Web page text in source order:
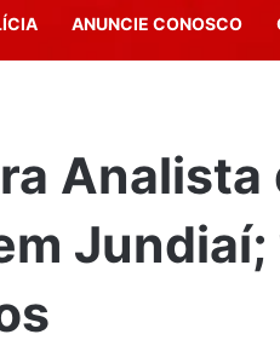
ANUNCIE CONOSCO
Analista
Jundiaí;